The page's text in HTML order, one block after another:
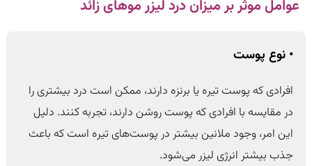
عوامل موثر بر میزان درد لیزر موهای زائد
• نوع پوست
افرادی که پوست تیره یا برنزه دارند، ممکن است درد بیشتری را
در مقایسه با افرادی که پوست روشن دارند، تجربه کنند. دلیل
این امر، وجود ملانین بیشتر در پوست‌های تیره است که باعث
جذب بیشتر انرژی لیزر می‌شود.